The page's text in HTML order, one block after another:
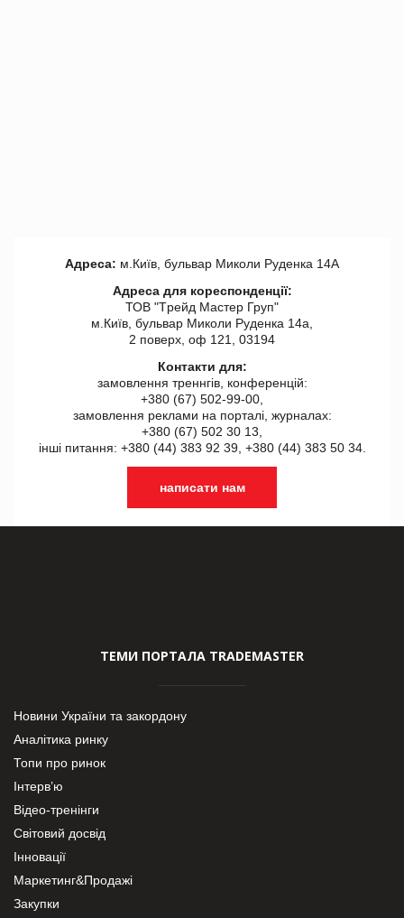
Адреса: м.Київ, бульвар Миколи Руденка 14А
Адреса для кореспонденції:
ТОВ "Tрейд Мастер Груп"
м.Київ, бульвар Миколи Руденка 14а,
2 поверх, оф 121, 03194
Контакти для:
замовлення треннгів, конференцій:
+380 (67) 502-99-00,
замовлення реклами на порталі, журналах:
+380 (67) 502 30 13,
інші питання: +380 (44) 383 92 39, +380 (44) 383 50 34.
написати нам
ТЕМИ ПОРТАЛА TRADEMASTER
Новини України та закордону
Аналітика ринку
Топи про ринок
Інтерв’ю
Відео-тренінги
Світовий досвід
Інновації
Маркетинг&Продажі
Закупки